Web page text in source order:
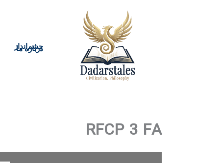
چشم‌انداز
درباره ما
RFCP 3 FA